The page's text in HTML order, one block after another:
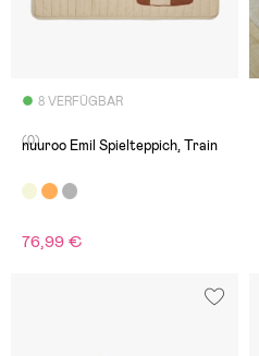
8 VERFÜGBAR
(0)
nuuroo Emil Spielteppich, Train
76,99 €